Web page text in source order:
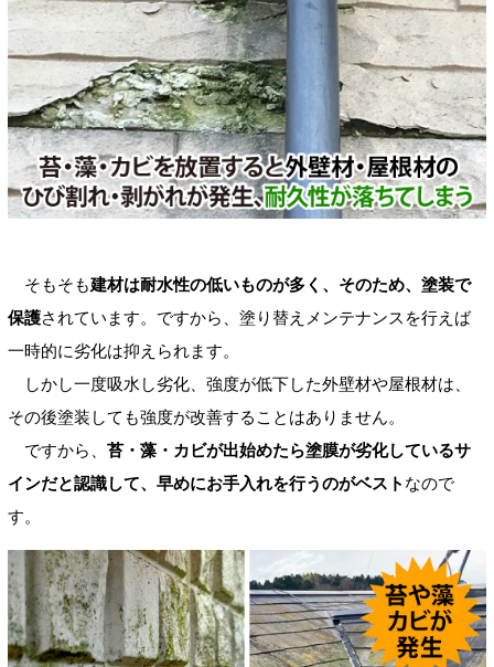
そもそも建材は耐水性の低いものが多く、そのため、塗装で
保護されています。ですから、塗り替えメンテナンスを行えば
一時的に劣化は抑えられます。
しかし一度吸水し劣化、強度が低下した外壁材や屋根材は、
その後塗装しても強度が改善することはありません。
ですから、 苔・藻・カビが出始めたら塗膜が劣化しているサ
インだと認識して、早めにお手入れを行うのがベスト なので
す。